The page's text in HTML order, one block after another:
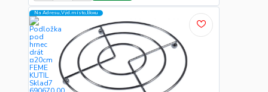
Na Adresu,Výd.místo,Boxu